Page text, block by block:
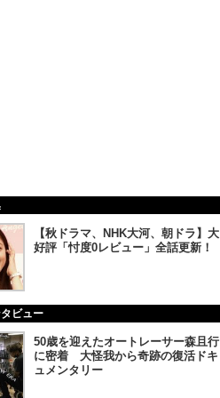
【秋ドラマ、NHK大河、朝ドラ】大
好評「忖度0レビュー」全話更新！
ビュー
50歳を迎えたオートレーサー森且行
に密着 大怪我から奇跡の復活ドキ
ュメンタリー